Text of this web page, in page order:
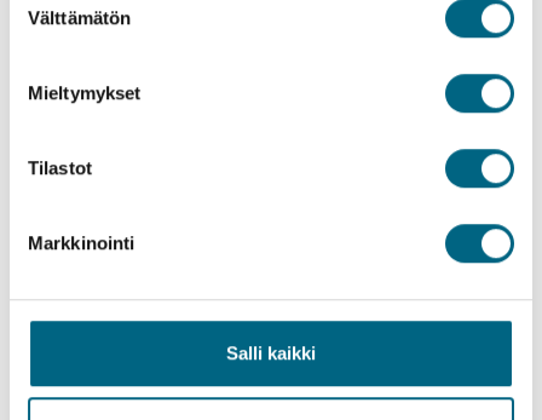
valinta
Välttämätön
Mieltymykset
Tilastot
Markkinointi
Salli kaikki